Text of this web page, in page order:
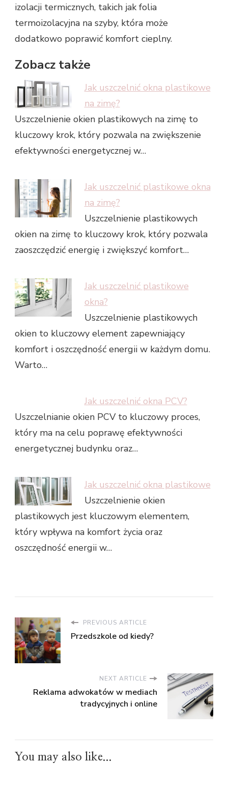
izolacji termicznych, takich jak folia
termoizolacyjna na szyby, która może
dodatkowo poprawić komfort cieplny.
Zobacz także
Jak uszczelnić okna plastikowe
na zimę?
Uszczelnienie okien plastikowych na zimę to
kluczowy krok, który pozwala na zwiększenie
efektywności energetycznej w…
Jak uszczelnić plastikowe okna
na zimę?
Uszczelnienie plastikowych
okien na zimę to kluczowy krok, który pozwala
zaoszczędzić energię i zwiększyć komfort…
Jak uszczelnić plastikowe
okna?
Uszczelnienie plastikowych
okien to kluczowy element zapewniający
komfort i oszczędność energii w każdym domu.
Warto…
Jak uszczelnić okna PCV?
Uszczelnianie okien PCV to kluczowy proces,
który ma na celu poprawę efektywności
energetycznej budynku oraz…
Jak uszczelnić okna plastikowe
Uszczelnienie okien
plastikowych jest kluczowym elementem,
który wpływa na komfort życia oraz
oszczędność energii w…
PREVIOUS ARTICLE
Przedszkole od kiedy?
NEXT ARTICLE
Reklama adwokatów w mediach
tradycyjnych i online
You may also like...